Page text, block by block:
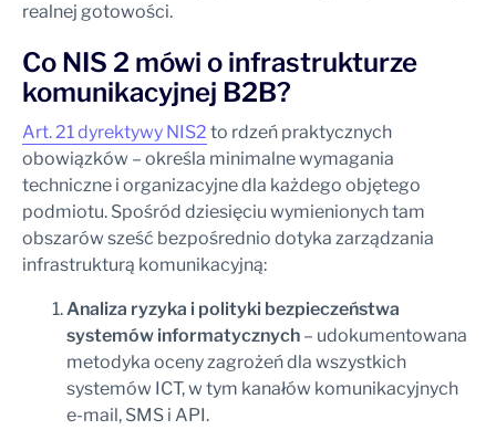
realnej gotowości.
Co NIS 2 mówi o infrastrukturze
komunikacyjnej B2B?
Art. 21 dyrektywy NIS2 to rdzeń praktycznych
obowiązków – określa minimalne wymagania
techniczne i organizacyjne dla każdego objętego
podmiotu. Spośród dziesięciu wymienionych tam
obszarów sześć bezpośrednio dotyka zarządzania
infrastrukturą komunikacyjną:
Analiza ryzyka i polityki bezpieczeństwa
systemów informatycznych – udokumentowana
metodyka oceny zagrożeń dla wszystkich
systemów ICT, w tym kanałów komunikacyjnych
e-mail, SMS i API.